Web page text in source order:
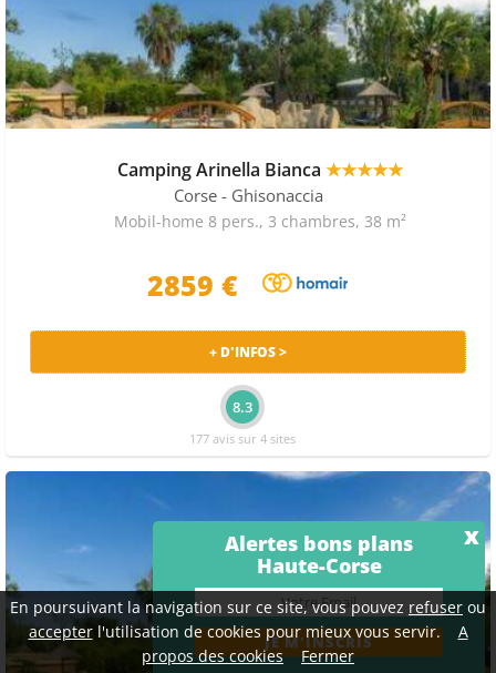
Camping Arinella Bianca ★★★★★
Corse - Ghisonaccia
Mobil-home 8 pers., 3 chambres, 38 m²
2859 €
+ D'INFOS >
8.3
177 avis sur 4 sites
Alertes bons plans
Haute-Corse
x
En poursuivant la navigation sur ce site, vous pouvez refuser ou
accepterl'utilisation de cookies pour mieux vous servir.
A
propos des cookies
Fermer